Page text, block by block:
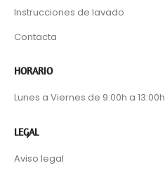
Instrucciones de lavado
Contacta
HORARIO
Lunes a Viernes de 9:00h a 13:00h
LEGAL
Aviso legal